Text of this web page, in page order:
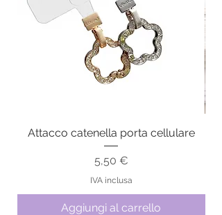
Attacco catenella porta cellulare
Prezzo
5,50 €
IVA inclusa
Aggiungi al carrello